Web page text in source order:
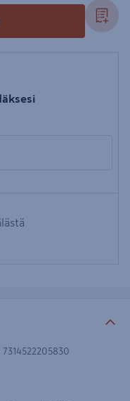
7314522205830